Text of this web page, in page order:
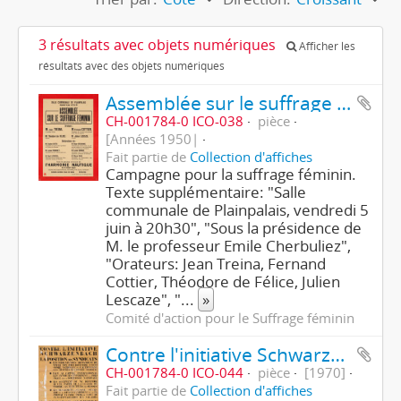
3 résultats avec objets numériques
Afficher les
résultats avec des objets numériques
Assemblée sur le suffrage féminin
CH-001784-0 ICO-038
pièce
[Années 1950|
Fait partie de Collection d'affiches
Campagne pour la suffrage féminin.
Texte supplémentaire: "Salle
communale de Plainpalais, vendredi 5
juin à 20h30", "Sous la présidence de
M. le professeur Emile Cherbuliez",
"Orateurs: Jean Treina, Fernand
Cottier, Théodore de Félice, Julien
Lescaze", "... »
Comité d'action pour le Suffrage féminin
Contre l'initiative Schwarzenbach
CH-001784-0 ICO-044 pièce
[1970]
Fait partie de Collection d'affiches